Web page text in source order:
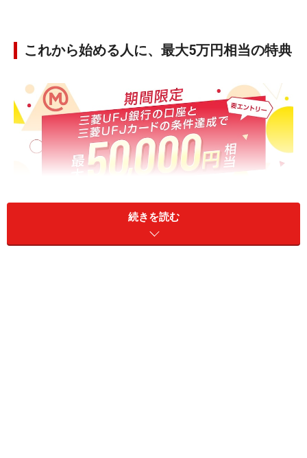
これから始める人に、最大5万円相当の特典
新金融サービスブランド「エムット」の誕生記念キャンペー
続きを読む